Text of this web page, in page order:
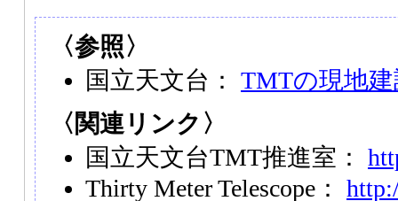
〈参照〉
国立天文台： TMTの現地
〈関連リンク〉
国立天文台TMT推進室：
Thirty Meter Telescope：